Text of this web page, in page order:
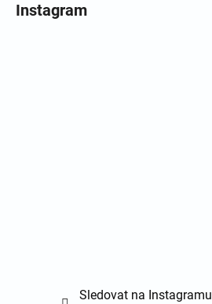
Instagram
Sledovat na Instagramu